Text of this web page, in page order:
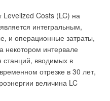
Levelized Costs (LC) на
интегральным,
и операционные затраты,
некотором интервале
вводимых в
отрезке в 30 лет,
величина LC